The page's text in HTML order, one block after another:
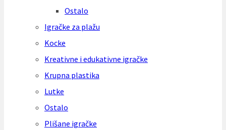
Ostalo
Igračke za plažu
Kocke
Kreativne i edukativne igračke
Krupna plastika
Lutke
Ostalo
Plišane igračke